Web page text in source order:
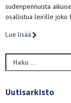
sudenpennuista
osallistua leirille joko
Lue lisää
Haku:
Uutisarkisto